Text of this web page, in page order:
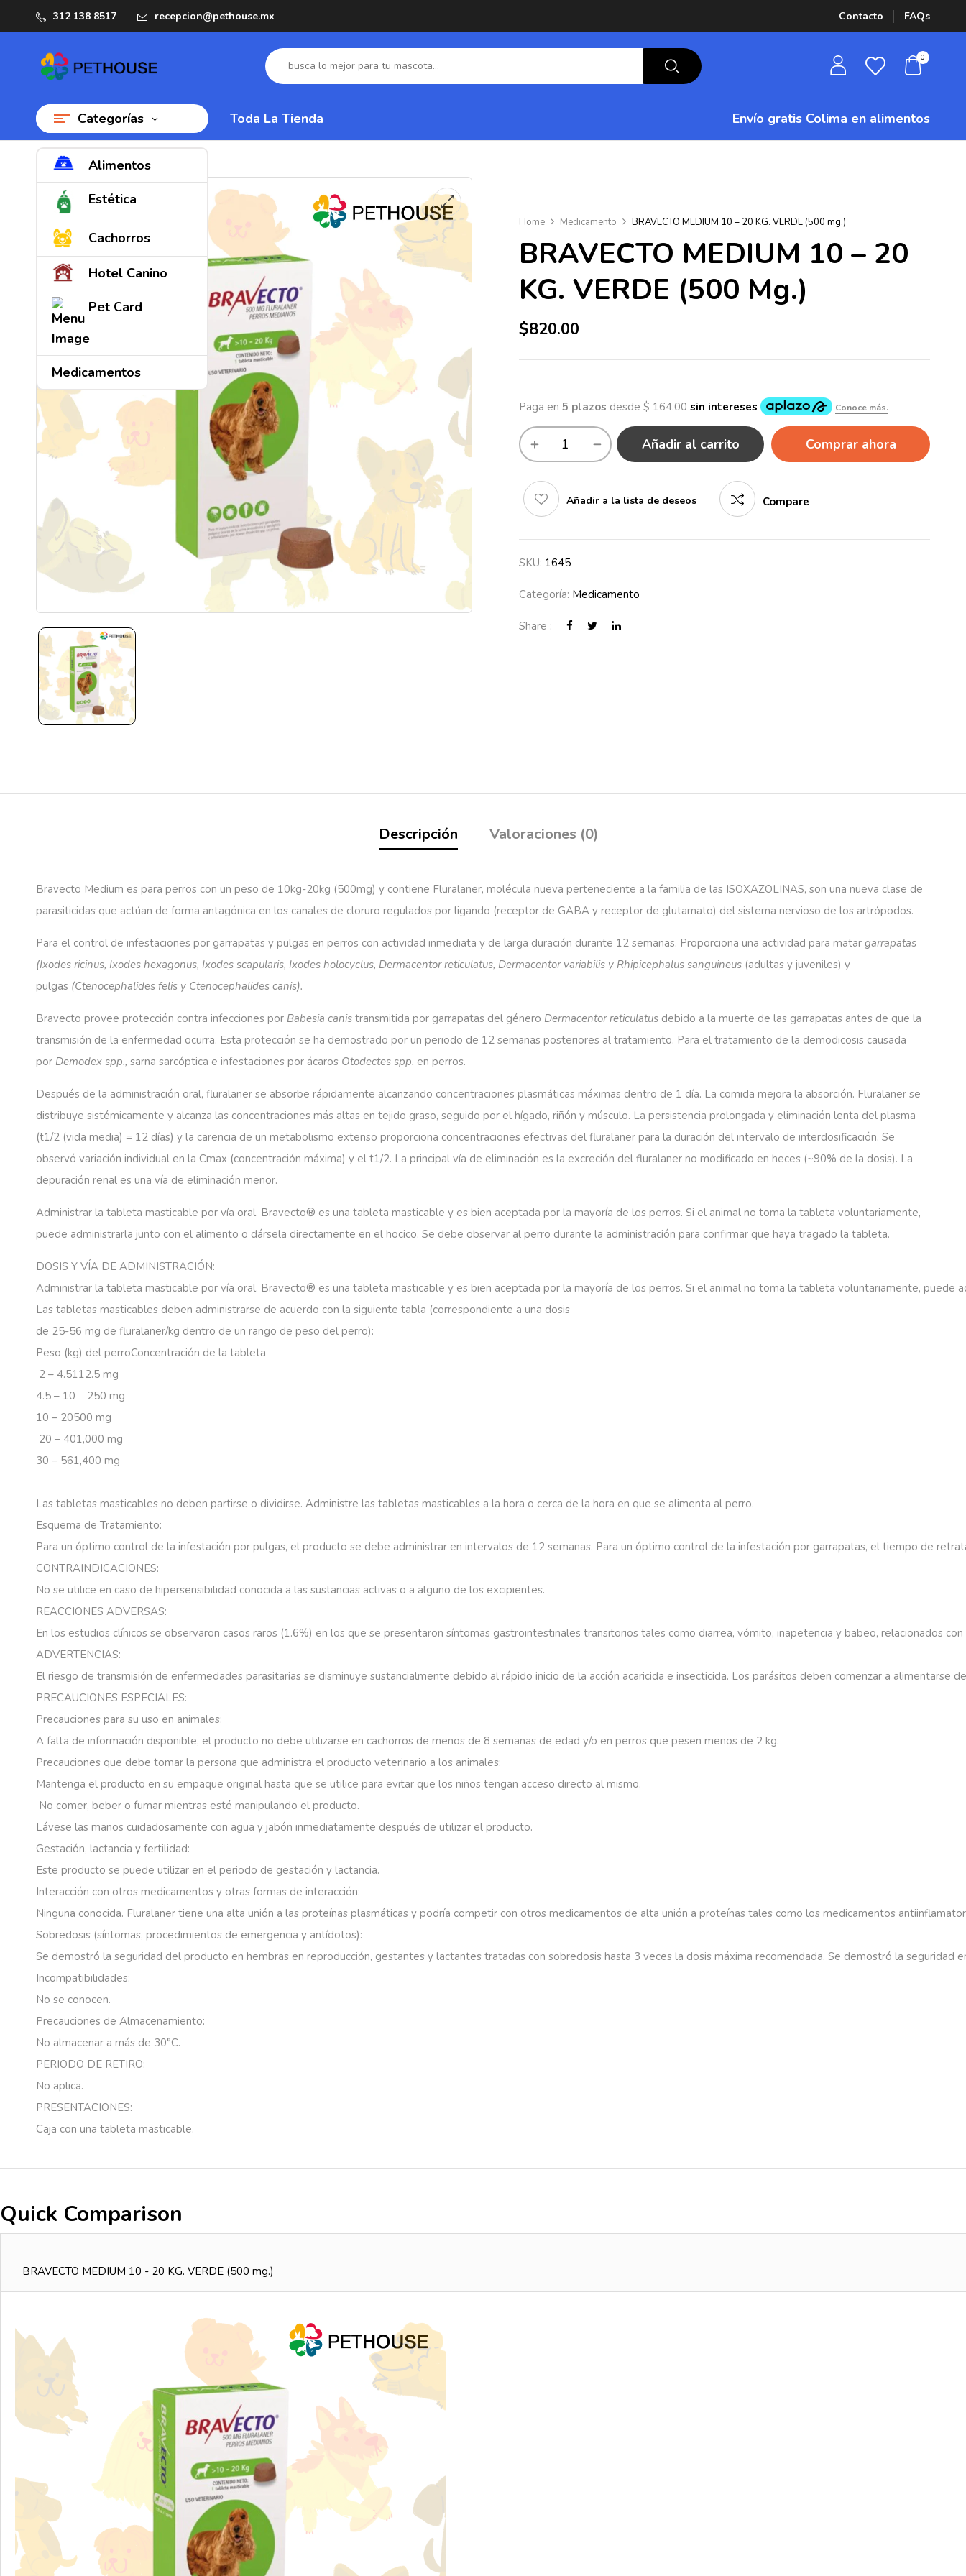
312 138 8517 recepcion@pethouse.mx Contacto FAQs
0
Categorías
Alimentos
Estética
Cachorros
Hotel Canino
Pet Card
Medicamentos
Toda La Tienda Envío gratis Colima en alimentos
Home Medicamento BRAVECTO MEDIUM 10 – 20 KG. VERDE (500 mg.)
BRAVECTO MEDIUM 10 – 20
KG. VERDE (500 Mg.)
$820.00
Añadir al carrito Comprar ahora
Añadir a la lista de deseos Compare
SKU: 1645
Categoría: Medicamento
Share :
Descripción Valoraciones (0)
Bravecto Medium es para perros con un peso de 10kg-20kg (500mg) y contiene Fluralaner, molécula nueva perteneciente a la familia de las ISOXAZOLINAS, son una nueva clase de
parasiticidas que actúan de forma antagónica en los canales de cloruro regulados por ligando (receptor de GABA y receptor de glutamato) del sistema nervioso de los artrópodos.
Para el control de infestaciones por garrapatas y pulgas en perros con actividad inmediata y de larga duración durante 12 semanas. Proporciona una actividad para matar garrapatas
(Ixodes ricinus, Ixodes hexagonus, Ixodes scapularis, Ixodes holocyclus, Dermacentor reticulatus, Dermacentor variabilis y Rhipicephalus sanguineus (adultas y juveniles) y
pulgas (Ctenocephalides felis y Ctenocephalides canis).
Bravecto provee protección contra infecciones por Babesia canis transmitida por garrapatas del género Dermacentor reticulatus debido a la muerte de las garrapatas antes de que la
transmisión de la enfermedad ocurra. Esta protección se ha demostrado por un periodo de 12 semanas posteriores al tratamiento. Para el tratamiento de la demodicosis causada
por Demodex spp., sarna sarcóptica e infestaciones por ácaros Otodectes spp. en perros.
Después de la administración oral, fluralaner se absorbe rápidamente alcanzando concentraciones plasmáticas máximas dentro de 1 día. La comida mejora la absorción. Fluralaner se
distribuye sistémicamente y alcanza las concentraciones más altas en tejido graso, seguido por el hígado, riñón y músculo. La persistencia prolongada y eliminación lenta del plasma
(t1/2 (vida media) = 12 días) y la carencia de un metabolismo extenso proporciona concentraciones efectivas del fluralaner para la duración del intervalo de interdosificación. Se
observó variación individual en la Cmax (concentración máxima) y el t1/2. La principal vía de eliminación es la excreción del fluralaner no modificado en heces (~90% de la dosis). La
depuración renal es una vía de eliminación menor.
Administrar la tableta masticable por vía oral. Bravecto® es una tableta masticable y es bien aceptada por la mayoría de los perros. Si el animal no toma la tableta voluntariamente,
puede administrarla junto con el alimento o dársela directamente en el hocico. Se debe observar al perro durante la administración para confirmar que haya tragado la tableta.
DOSIS Y VÍA DE ADMINISTRACIÓN:
Administrar la tableta masticable por vía oral. Bravecto® es una tableta masticable y es bien aceptada por la mayoría de los perros. Si el animal no toma la tableta voluntariamente, puede
Las tabletas masticables deben administrarse de acuerdo con la siguiente tabla (correspondiente a una dosis
de 25-56 mg de fluralaner/kg dentro de un rango de peso del perro):
Peso (kg) del perroConcentración de la tableta
2 – 4.5112.5 mg
4.5 – 10
250 mg
10 – 20500 mg
20 – 401,000 mg
30 – 561,400 mg
Las tabletas masticables no deben partirse o dividirse. Administre las tabletas masticables a la hora o cerca de la hora en que se alimenta al perro.
Esquema de Tratamiento:
Para un óptimo control de la infestación por pulgas, el producto se debe administrar en intervalos de 12 semanas. Para un óptimo control de la infestación por garrapatas, el tiempo de
CONTRAINDICACIONES:
No se utilice en caso de hipersensibilidad conocida a las sustancias activas o a alguno de los excipientes.
REACCIONES ADVERSAS:
En los estudios clínicos se observaron casos raros (1.6%) en los que se presentaron síntomas gastrointestinales transitorios tales como diarrea, vómito, inapetencia y babeo, relacionados con
ADVERTENCIAS:
El riesgo de transmisión de enfermedades parasitarias se disminuye sustancialmente debido al rápido inicio de la acción acaricida e insecticida. Los parásitos deben comenzar a alimentarse
PRECAUCIONES ESPECIALES:
Precauciones para su uso en animales:
A falta de información disponible, el producto no debe utilizarse en cachorros de menos de 8 semanas de edad y/o en perros que pesen menos de 2 kg.
Precauciones que debe tomar la persona que administra el producto veterinario a los animales:
Mantenga el producto en su empaque original hasta que se utilice para evitar que los niños tengan acceso directo al mismo.
No comer, beber o fumar mientras esté manipulando el producto.
Lávese las manos cuidadosamente con agua y jabón inmediatamente después de utilizar el producto.
Gestación, lactancia y fertilidad:
Este producto se puede utilizar en el periodo de gestación y lactancia.
Interacción con otros medicamentos y otras formas de interacción:
Ninguna conocida. Fluralaner tiene una alta unión a las proteínas plasmáticas y podría competir con otros medicamentos de alta unión a proteínas tales como los medicamentos
Sobredosis (síntomas, procedimientos de emergencia y antídotos):
Se demostró la seguridad del producto en hembras en reproducción, gestantes y lactantes tratadas con sobredosis hasta 3 veces la dosis máxima recomendada. Se demostró la seguridad
Incompatibilidades:
No se conocen.
Precauciones de Almacenamiento:
No almacenar a más de 30°C.
PERIODO DE RETIRO:
No aplica.
PRESENTACIONES:
Caja con una tableta masticable.
Quick Comparison
BRAVECTO MEDIUM 10 - 20 KG. VERDE (500 mg.)